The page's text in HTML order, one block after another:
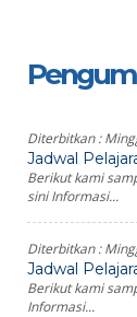
Diterbitkan :
Jadwal
Berikut kami
sini Informasi...
Diterbitkan :
Jadwal
Berikut kami
Informasi...